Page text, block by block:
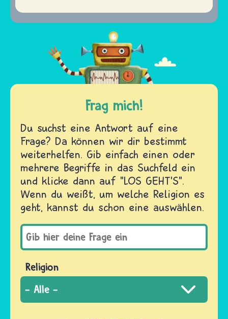
Frag mich!
Du suchst eine Antwort auf eine
Frage? Da können wir dir bestimmt
weiterhelfen. Gib einfach einen oder
mehrere Begriffe in das Suchfeld ein
und klicke dann auf "LOS GEHT'S".
Wenn du weißt, um welche Religion es
geht, kannst du schon eine auswählen.
Religion